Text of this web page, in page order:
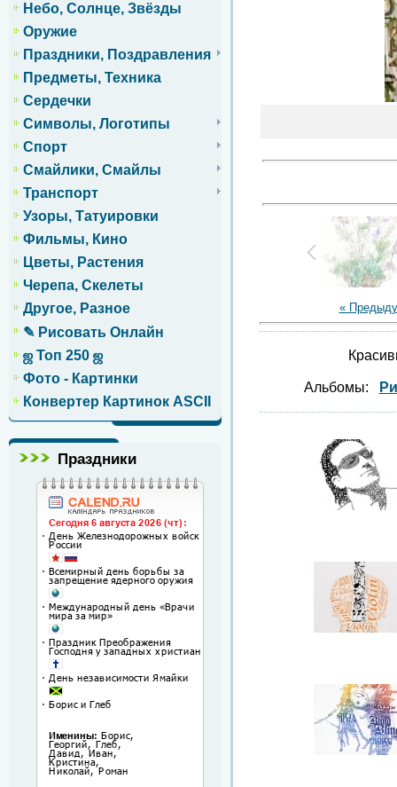
Небо, Солнце, Звёзды
Оружие
Праздники, Поздравления
Предметы, Техника
Сердечки
Символы, Логотипы
Спорт
Смайлики, Смайлы
Транспорт
Узоры, Татуировки
Фильмы, Кино
Цветы, Растения
Черепа, Скелеты
Другое, Разное
✎ Рисовать Онлайн
ஜ Топ 250 ஜ
Фото - Картинки
Конвертер Картинок ASCII
Праздники
«
Альбомы: